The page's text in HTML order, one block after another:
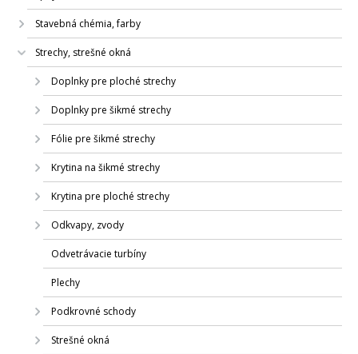
Stavebná chémia, farby
Strechy, strešné okná
Doplnky pre ploché strechy
Doplnky pre šikmé strechy
Fólie pre šikmé strechy
Krytina na šikmé strechy
Krytina pre ploché strechy
Odkvapy, zvody
Odvetrávacie turbíny
Plechy
Podkrovné schody
Strešné okná